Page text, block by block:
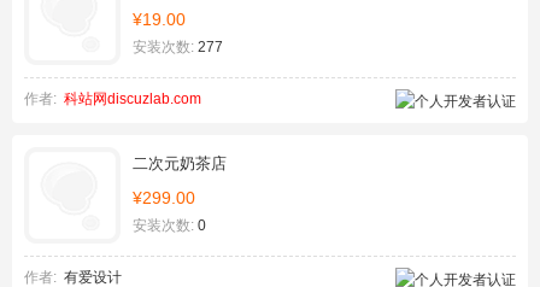
¥19.00
安装次数: 277
作者: 科站网discuzlab.com
二次元奶茶店
¥299.00
安装次数: 0
作者: 有爱设计